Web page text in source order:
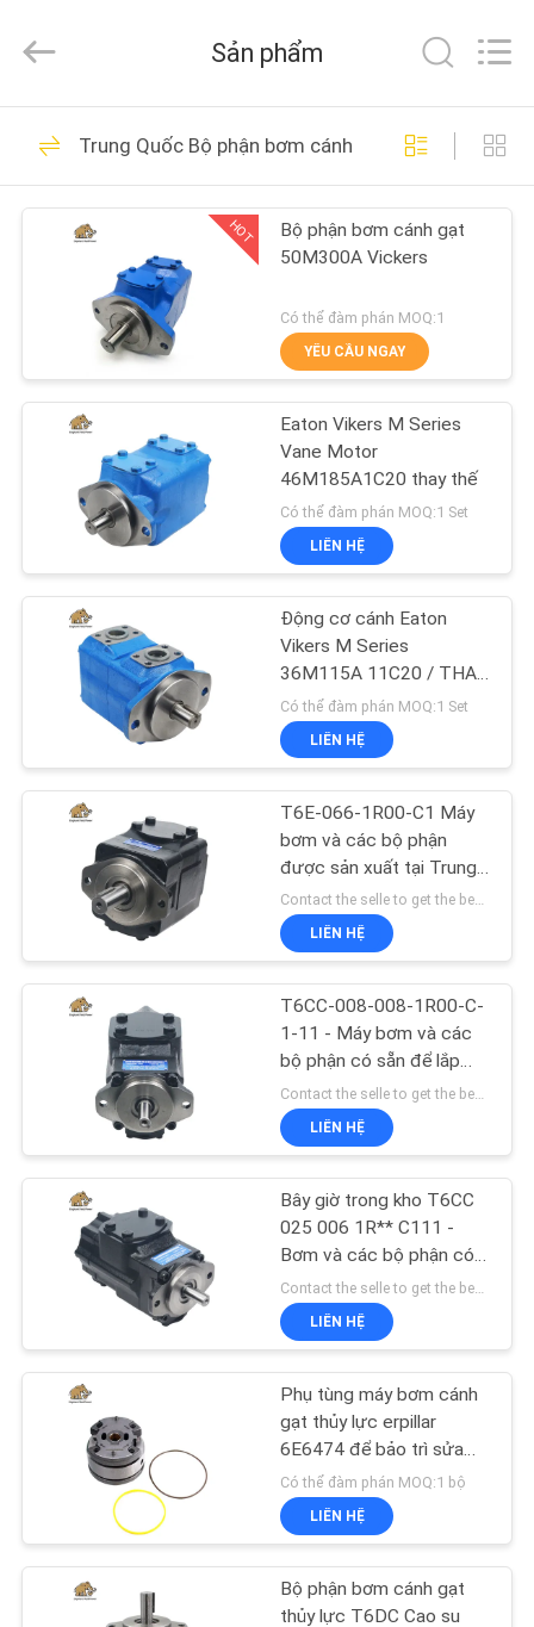
TRANG
CHỦ
PHẨM
VỀ
CHÚNG
QUAN
NHÀ
SOÁT
LƯỢNG
LIÊN
HỆ
CHÚNG
TIN
TỨC
TRƯỜNG
HỢP
WEB
Elephant
All
Reserved.
Phụ tùng bơm
piston thủy lực
528
Bộ phận bơm cánh
gạt thủy lực
27
Phụ tùng máy xây
dựng
Bơm máy kéo thủy
lực
81
Bơm piston thủy lực
276
Động cơ quỹ đạo
thủy lực
29
Sản phẩm
Trung Quốc Bộ phận bơm cánh gạt thủy lực
HOT
Bộ phận bơm cánh gạt
50M300A Vickers
Có thể đàm phán MOQ:1
YÊU CẦU NGAY
Eaton Vikers M Series
Vane Motor
46M185A1C20 thay thế
Có thể đàm phán MOQ:1 Set
LIÊN HỆ
Động cơ cánh Eaton
Vikers M Series
36M115A 11C20 / THAY
THẾ DANFOSS 312072-
3
Có thể đàm phán MOQ:1 Set
LIÊN HỆ
T6E-066-1R00-C1 Máy
bơm và các bộ phận
được sản xuất tại Trung
Quốc phù hợp với T6E
Denison
Contact the selle to get the best offer MOQ:1
LIÊN HỆ
T6CC-008-008-1R00-C-
1-11 - Máy bơm và các
bộ phận có sẵn để lắp
đặt Parker Denison
Hydraulic Vane Pump
Made in China
Contact the selle to get the best offer MOQ:1
LIÊN HỆ
Bây giờ trong kho T6CC
025 006 1R** C111 -
Bơm và các bộ phận có
sẵn để phù hợp Parker
Denison Hydraulic Vane
Bơm Made In China
LIÊN HỆ
Phụ tùng máy bơm cánh
gạt thủy lực erpillar
6E6474 để bảo trì sửa
chữa máy nhựa
Có thể đàm phán MOQ:1 bộ
LIÊN HỆ
Bộ phận bơm cánh gạt
thủy lực T6DC Cao su